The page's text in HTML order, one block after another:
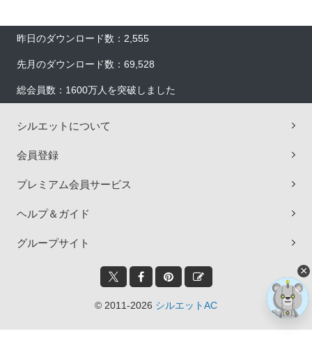
昨日のダウンロード数：2,555
先月のダウンロード数：69,528
総会員数：1600万人を突破しました
シルエットについて
会員登録
プレミアム会員サービス
ヘルプ＆ガイド
グループサイト
© 2011-2026 シルエットAC
×